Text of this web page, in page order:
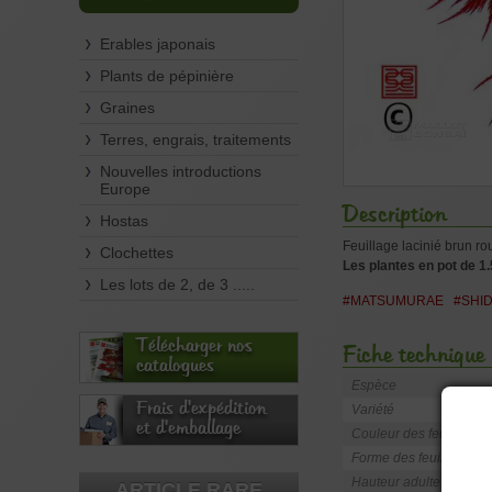
Erables japonais
Plants de pépinière
Graines
Terres, engrais, traitements
Nouvelles introductions
Europe
Hostas
Clochettes
Les lots de 2, de 3 .....
Télécharger nos
catalogues
Frais d'expédition
et d'emballage
Description
Feuillage lacinié brun
Les plantes en pot de
#MATSUMURAE
Fiche technique
Espèce
Variété
Couleur des feuilles
Forme des feuilles
Hauteur adulte